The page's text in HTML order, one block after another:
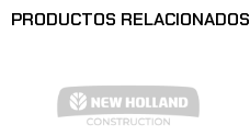
PRODUCTOS RELACIONADOS